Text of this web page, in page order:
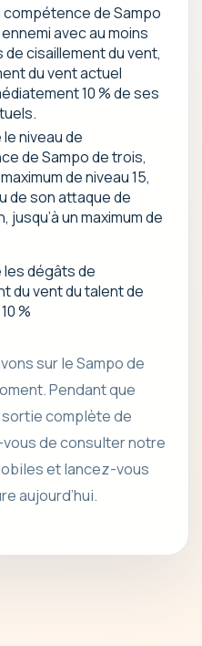
compétence de Sampo
avec au moins
cisaillement du vent,
du vent actuel
10 % de ses
niveau de
de Sampo de trois,
de niveau 15,
de son attaque de
jusqu’à un maximum de
dégâts de
du vent du talent de
%
sur le Sampo de
Pendant que
complète de
de consulter notre
et lancez-vous
aujourd’hui.